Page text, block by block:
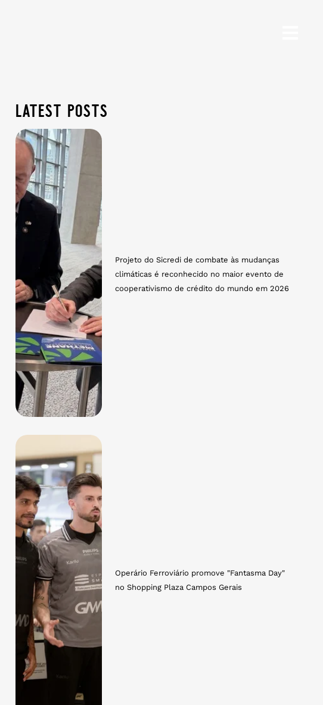
latest posts
Projeto do Sicredi de combate às mudanças
climáticas é reconhecido no maior evento de
cooperativismo de crédito do mundo em 2026
Operário Ferroviário promove "Fantasma Day"
no Shopping Plaza Campos Gerais